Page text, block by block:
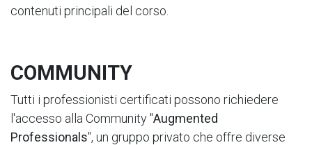
contenuti principali del corso.
COMMUNITY
Tutti i professionisti certificati possono richiedere
l'accesso alla Community "Augmented
Professionals", un gruppo privato che offre diverse